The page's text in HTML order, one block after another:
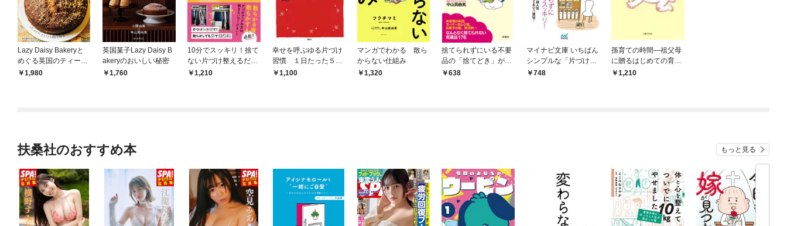
Lazy Daisy Bakeryと
めぐる英国のティール
ームとお菓子
1,980
英国菓子Lazy Daisy B
akeryのおいしい秘密
1,760
10分でスッキリ！捨て
ない片づけ整えるだけ
で見違える
1,210
幸せを呼ぶゆる片づけ
習慣 １日たった５分
で身につく
1,100
マンガでわかる 散ら
からない仕組み
1,320
捨てられずにいる不要
品の「捨てどき」がわ
かる本
638
マイナビ文庫 いちばん
シンプルな「片づけ」
のルール
748
孫育ての時間―祖父母
に贈るはじめての育孫
書―1,210
扶桑社のおすすめ本 もっと見る